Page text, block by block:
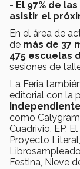
- El 97% de
asistir el
En el área de
de más de 37
475 escuelas
sesiones de
La Feria
editorial con la
como
Cuadrivio, EP,
Proyecto
Festina, Nieve